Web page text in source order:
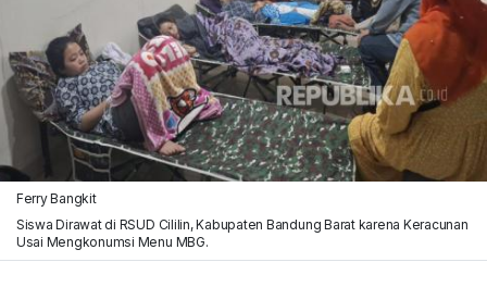
Ferry Bangkit
Siswa Dirawat di RSUD Cililin, Kabupaten Bandung Barat karena Keracunan
Usai Mengkonumsi Menu MBG.